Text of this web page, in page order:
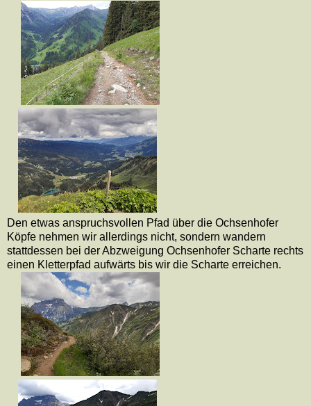
Den etwas anspruchsvollen Pfad über die Ochsenhofer
Köpfe nehmen wir allerdings nicht, sondern wandern
stattdessen bei der Abzweigung Ochsenhofer Scharte rechts
einen Kletterpfad aufwärts bis wir die Scharte erreichen.